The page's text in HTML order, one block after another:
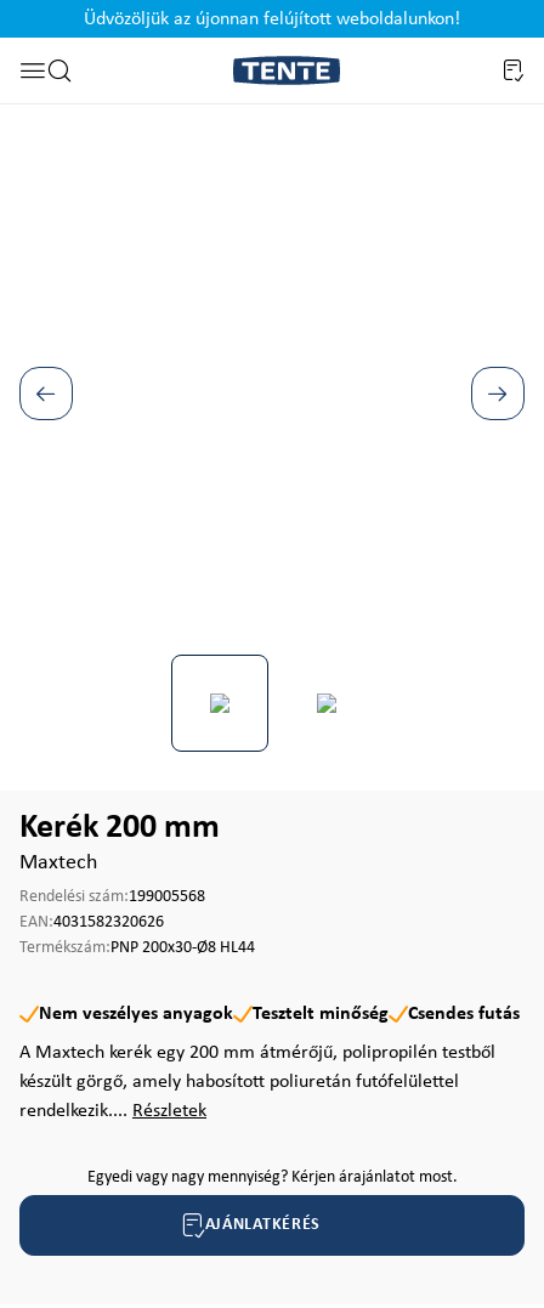
Ugrás a kereséshez
Üdvözöljük az újonnan felújított weboldalunkon!
Kerék 200 mm
Maxtech
Rendelési szám:199005568
EAN:4031582320626
Termékszám:PNP 200x30-Ø8 HL44
Nem veszélyes anyagok Tesztelt minőség
Csendes futás
A Maxtech kerék egy 200 mm átmérőjű, polipropilén testből
készült görgő, amely habosított poliuretán futófelülettel
rendelkezik.... Részletek
Egyedi vagy nagy mennyiség? Kérjen árajánlatot most.
AJÁNLATKÉRÉS